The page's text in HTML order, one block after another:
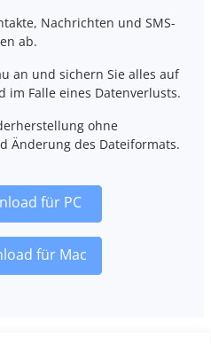
Nachrichten und SMS-
ab.
an und sichern Sie alles auf
im Falle eines Datenverlusts.
ohne
Änderung des Dateiformats.
für PC
für Mac